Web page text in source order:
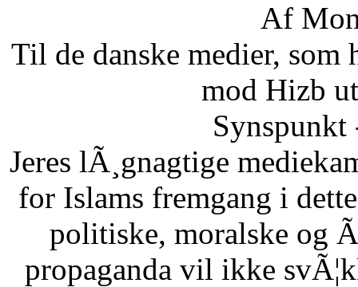
Af
Til de danske medier, som
mod Hizb
Synspunkt
Jeres lÃ¸gnagtige
for Islams fremgang i
politiske, moralske og
propaganda vil ikke